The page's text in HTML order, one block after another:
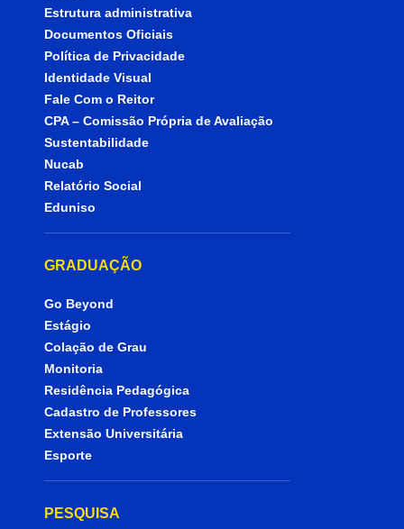
Estrutura administrativa
Documentos Oficiais
Política de Privacidade
Identidade Visual
Fale Com o Reitor
CPA – Comissão Própria de Avaliação
Sustentabilidade
Nucab
Relatório Social
Eduniso
GRADUAÇÃO
Go Beyond
Estágio
Colação de Grau
Monitoria
Residência Pedagógica
Cadastro de Professores
Extensão Universitária
Esporte
PESQUISA